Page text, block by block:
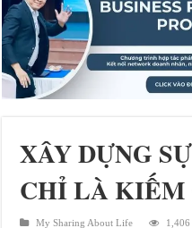
XÂY DỰNG
CHỈ LÀ KIẾM
My Sharing About Life 1,406